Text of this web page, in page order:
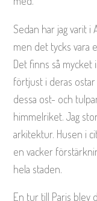
Sedan har jag varit i
men det tycks vara
Det finns så mycket
förtjust i deras
dessa ost- och
himmelriket. Jag
arkitektur. Husen i
en vacker
hela staden.
En tur till Paris blev